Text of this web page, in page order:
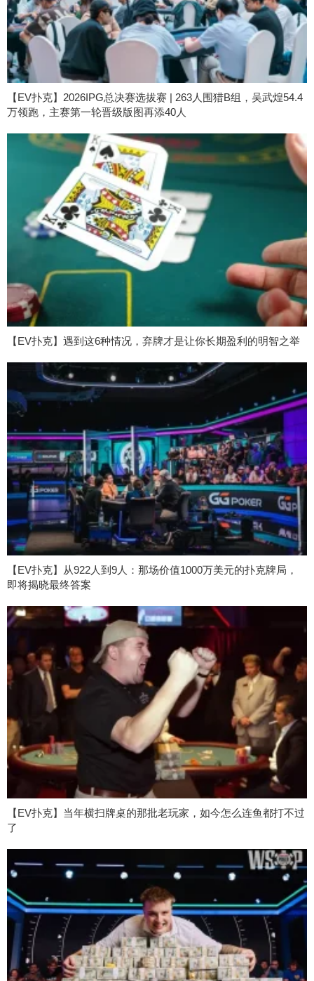
【EV扑克】2026IPG总决赛选拔赛 | 263人围猎B组，吴武煌54.4
万领跑，主赛第一轮晋级版图再添40人
【EV扑克】遇到这6种情况，弃牌才是让你长期盈利的明智之举
【EV扑克】从922人到9人：那场价值1000万美元的扑克牌局，
即将揭晓最终答案
【EV扑克】当年横扫牌桌的那批老玩家，如今怎么连鱼都打不过
了